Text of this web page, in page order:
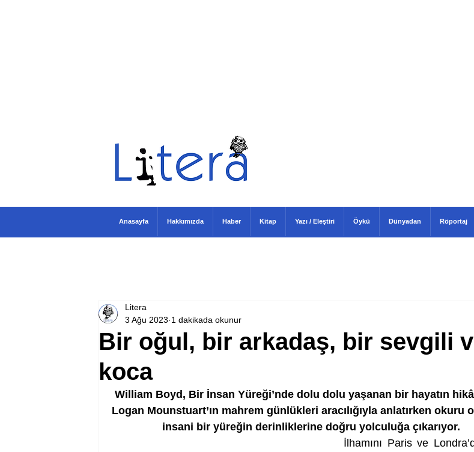
Bir oğul, bir arkadaş, bir sevgili
koca
Litera
3 Ağu 2023 1 dakikada okunur
William Boyd, Bir İnsan Yüreği’nde dolu dolu yaşanan bir hayatın
Logan Mounstuart’ın mahrem günlükleri aracılığıyla anlatırken okuru
insani bir yüreğin derinliklerine doğru yolculuğa çıkarıyor.
İlhamını Paris ve
Anasayfa Hakkımızda Haber Kitap Yazı / Eleştiri Öykü Dünyadan Röportaj